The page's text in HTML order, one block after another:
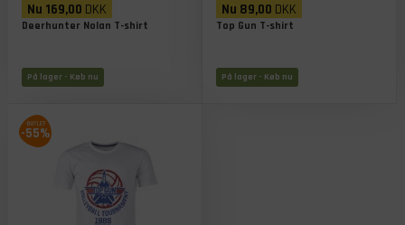
Nu 169,00 DKK
Deerhunter Nolan T-shirt
På lager - Køb nu
Nu 89,00 DKK
Top Gun T-shirt
På lager - Køb nu
-55%